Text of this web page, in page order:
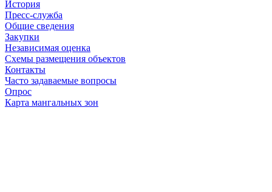
История
Пресс-служба
Общие сведения
Закупки
Независимая оценка
Схемы размещения объектов
Контакты
Часто задаваемые вопросы
Опрос
Карта мангальных зон